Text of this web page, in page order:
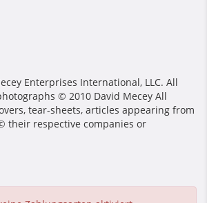
Enterprises International, LLC. All
© 2010 David Mecey All
tear-sheets, articles appearing from
their respective companies or